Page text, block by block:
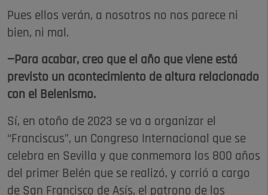
Pues ellos verán, a nosotros no nos parece ni
bien, ni mal.
—Para acabar, creo que el año que viene está
previsto un acontecimiento de altura relacionado
con el Belenismo.
Sí, en otoño de 2023 se va a organizar el
“Franciscus”, un Congreso Internacional que se
celebra en Sevilla y que conmemora los 800 años
del primer Belén que se realizó, y corrió a cargo
de San Francisco de Asís, el patrono de los